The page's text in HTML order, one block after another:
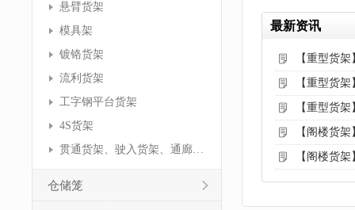
悬臂货架
模具架
镀铬货架
流利货架
工字钢平台货架
4S货架
贯通货架、驶入货架、通廊货架
仓储笼
最新资讯
【重型货
【重型货
【重型货
【阁楼货
【阁楼货